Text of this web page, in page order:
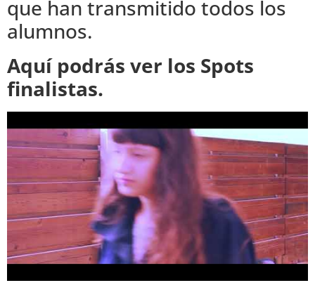
que han transmitido todos los
alumnos.
Aquí podrás ver los Spots
finalistas.